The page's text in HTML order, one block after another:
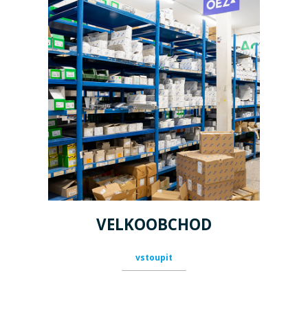
Elektrárny
Projekce
IMS
Zakázkové oddělení
VELKOOBCHOD
vstoupit